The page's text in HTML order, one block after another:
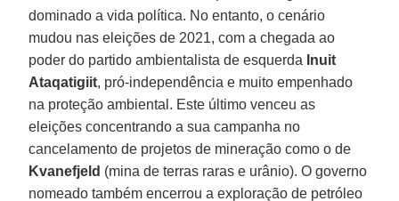
dominado a vida política. No entanto, o cenário
mudou nas eleições de 2021, com a chegada ao
poder do partido ambientalista de esquerda Inuit
Ataqatigiit, pró-independência e muito empenhado
na proteção ambiental. Este último venceu as
eleições concentrando a sua campanha no
cancelamento de projetos de mineração como o de
Kvanefjeld (mina de terras raras e urânio). O governo
nomeado também encerrou a exploração de petróleo